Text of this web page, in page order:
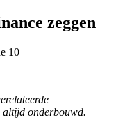
zeggen
10
altijd onderbouwd.